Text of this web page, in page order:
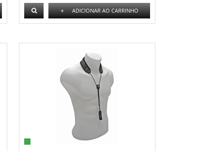
+ ADICIONAR AO CARRINHO